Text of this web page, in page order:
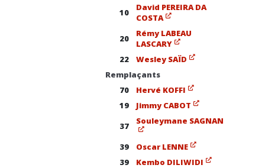
10
David PEREIRA DA
COSTA
20
Rémy LABEAU
LASCARY
22
Wesley SAÏD
Remplaçants
70
Hervé KOFFI
19
Jimmy CABOT
37
Souleymane SAGNAN
39
Oscar LENNE
39
Kembo DILIWIDI